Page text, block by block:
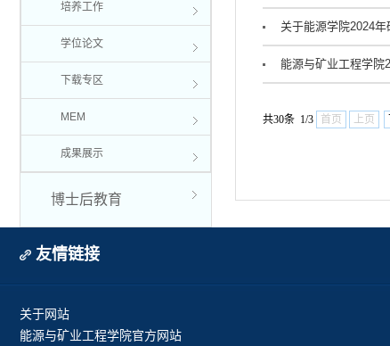
培养工作
学位论文
下载专区
MEM
成果展示
博士后教育
关于能源学院2024
能源与矿业工程学院
共30条 1/3 首页 上页
友情链接
关于网站
能源与矿业工程学院官方网站